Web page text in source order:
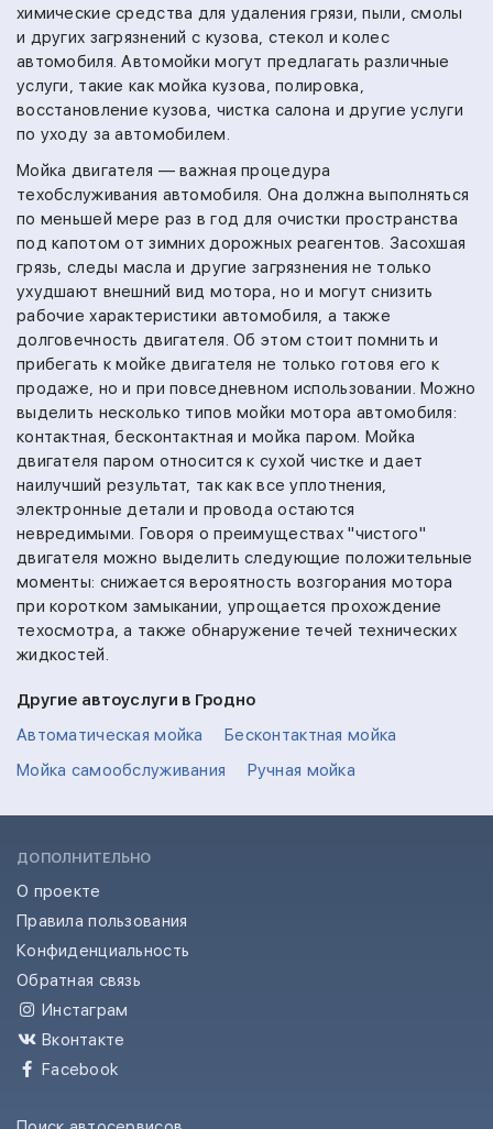
химические средства для удаления грязи, пыли, смолы
и других загрязнений с кузова, стекол и колес
автомобиля. Автомойки могут предлагать различные
услуги, такие как мойка кузова, полировка,
восстановление кузова, чистка салона и другие услуги
по уходу за автомобилем.
Мойка двигателя — важная процедура
техобслуживания автомобиля. Она должна выполняться
по меньшей мере раз в год для очистки пространства
под капотом от зимних дорожных реагентов. Засохшая
грязь, следы масла и другие загрязнения не только
ухудшают внешний вид мотора, но и могут снизить
рабочие характеристики автомобиля, а также
долговечность двигателя. Об этом стоит помнить и
прибегать к мойке двигателя не только готовя его к
продаже, но и при повседневном использовании. Можно
выделить несколько типов мойки мотора автомобиля:
контактная, бесконтактная и мойка паром. Мойка
двигателя паром относится к сухой чистке и дает
наилучший результат, так как все уплотнения,
электронные детали и провода остаются
невредимыми. Говоря о преимуществах "чистого"
двигателя можно выделить следующие положительные
моменты: снижается вероятность возгорания мотора
при коротком замыкании, упрощается прохождение
техосмотра, а также обнаружение течей технических
жидкостей.
Другие автоуслуги в Гродно
Автоматическая мойка
Бесконтактная мойка
Мойка самообслуживания
Ручная мойка
ДОПОЛНИТЕЛЬНО
О проекте
Правила пользования
Конфиденциальность
Обратная связь
Инстаграм
Вконтакте
Facebook